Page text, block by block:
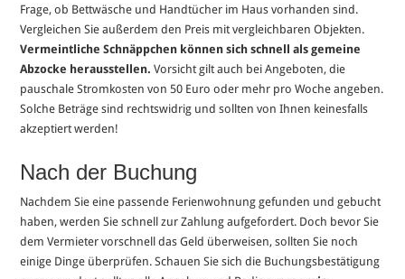
Frage, ob Bettwäsche und Handtücher im Haus vorhanden sind.
Vergleichen Sie außerdem den Preis mit vergleichbaren Objekten.
Vermeintliche Schnäppchen können sich schnell als gemeine
Abzocke herausstellen. Vorsicht gilt auch bei Angeboten, die
pauschale Stromkosten von 50 Euro oder mehr pro Woche angeben.
Solche Beträge sind rechtswidrig und sollten von Ihnen keinesfalls
akzeptiert werden!
Nach der Buchung
Nachdem Sie eine passende Ferienwohnung gefunden und gebucht
haben, werden Sie schnell zur Zahlung aufgefordert. Doch bevor Sie
dem Vermieter vorschnell das Geld überweisen, sollten Sie noch
einige Dinge überprüfen. Schauen Sie sich die Buchungsbestätigung